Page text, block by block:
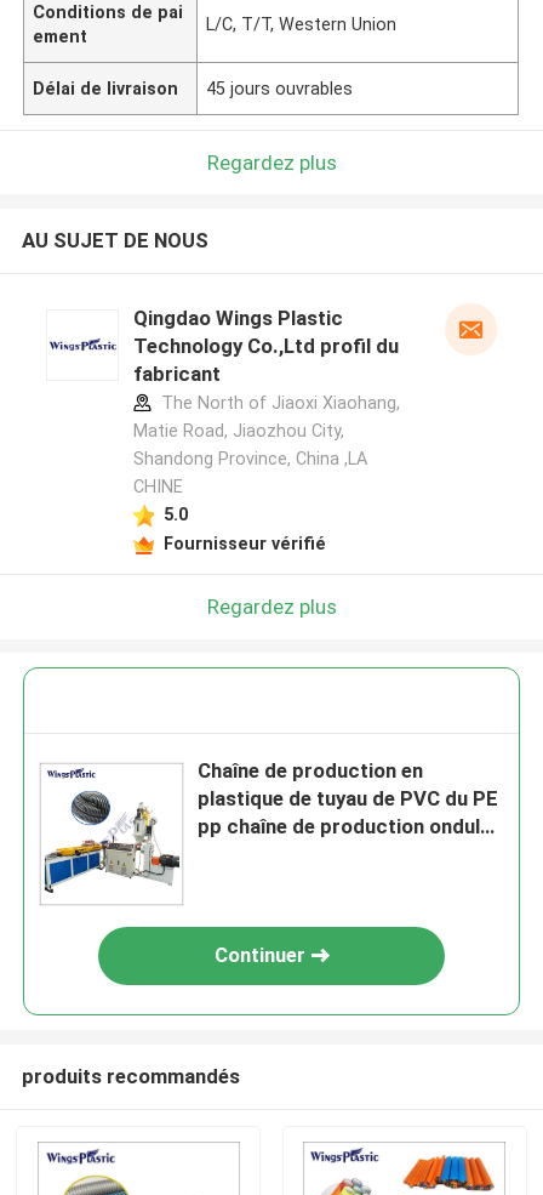
Conditions de pai
ement
L/C, T/T, Western Union
Délai de livraison 45 jours ouvrables
Regardez plus
AU SUJET DE NOUS
Qingdao Wings Plastic
Technology Co.,Ltd profil du
fabricant
The North of Jiaoxi Xiaohang,
Matie Road, Jiaozhou City,
Shandong Province, China ,LA
CHINE
5.0
Fournisseur vérifié
Regardez plus
Chaîne de production en
plastique de tuyau de PVC du PE
pp chaîne de production ondulée
Continuer
produits recommandés